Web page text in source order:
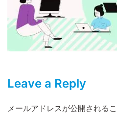
Leave a Reply
メールアドレスが公開される